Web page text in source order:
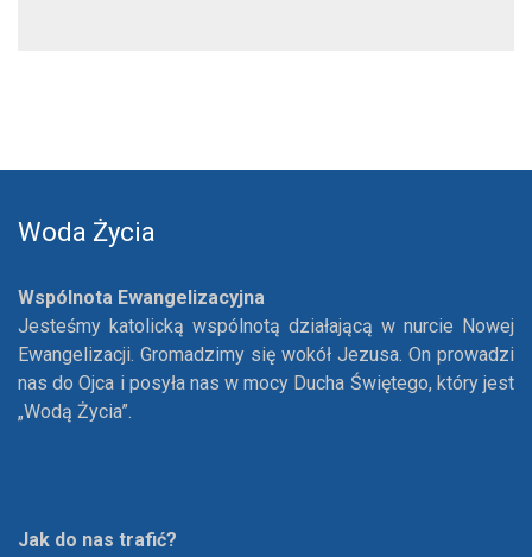
Woda Życia
Wspólnota Ewangelizacyjna
Jesteśmy katolicką wspólnotą działającą w nurcie Nowej
Ewangelizacji. Gromadzimy się wokół Jezusa. On prowadzi
nas do Ojca i posyła nas w mocy Ducha Świętego, który jest
„Wodą Życia”.
Jak do nas trafić?